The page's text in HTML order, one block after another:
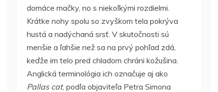
domáce mačky, no s niekoľkými rozdielmi.
Krátke nohy spolu so zvyškom tela pokrýva
hustá a nadýchaná srsť. V skutočnosti sú
menšie a ľahšie než sa na prvý pohľad zdá,
keďže im telo pred chladom chráni kožušina.
Anglická terminológia ich označuje aj ako
Pallas cat, podľa objaviteľa Petra Simona